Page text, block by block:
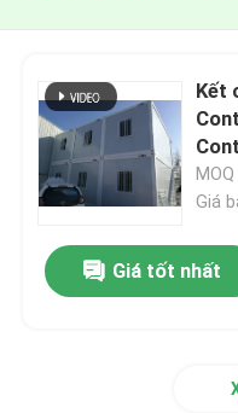
Kết
Giá
Giá tốt nhất